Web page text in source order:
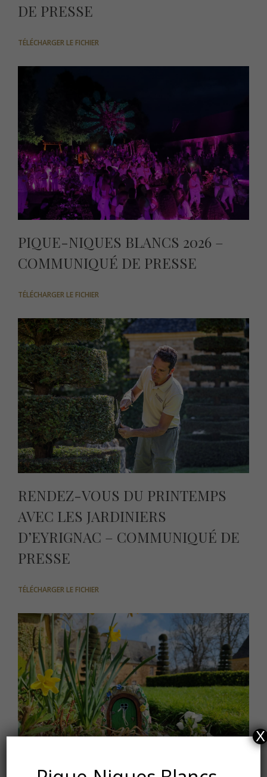
DE PRESSE
TÉLÉCHARGER LE FICHIER
PIQUE-NIQUES BLANCS 2026 –
COMMUNIQUÉ DE PRESSE
TÉLÉCHARGER LE FICHIER
RENDEZ-VOUS DU PRINTEMPS
AVEC LES JARDINIERS
D’EYRIGNAC – COMMUNIQUÉ DE
PRESSE
TÉLÉCHARGER LE FICHIER
X